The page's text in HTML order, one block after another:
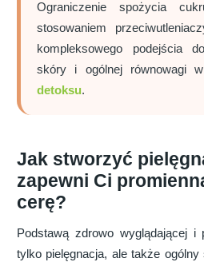
Ograniczenie spożycia
stosowaniem
kompleksowego podejścia
skóry i ogólnej równowagi
detoksu.
Jak stworzyć
zapewni Ci
cerę?
Podstawą zdrowo wyglądającej
tylko pielęgnacja, ale także